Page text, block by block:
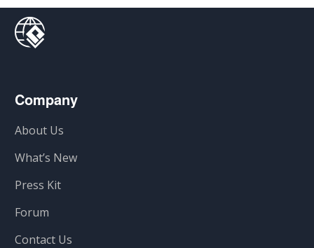
Company
About Us
What’s New
Press Kit
Forum
Contact Us